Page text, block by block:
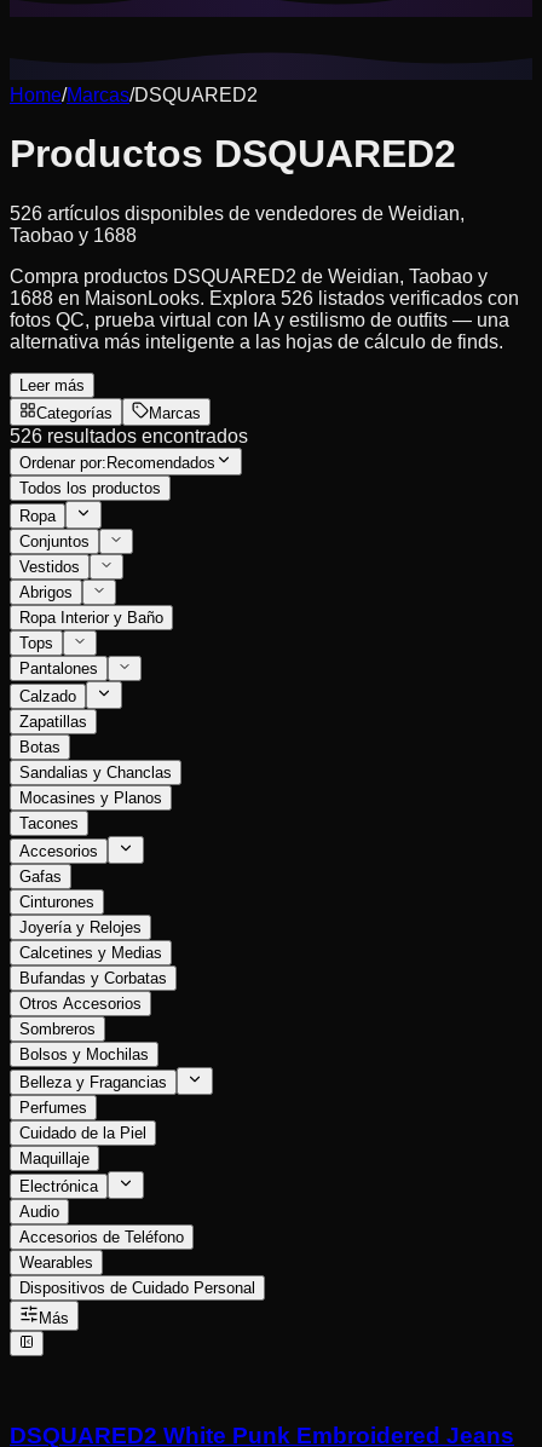
Home/Marcas/DSQUARED2
Productos DSQUARED2
526 artículos disponibles de vendedores de Weidian,
Taobao y 1688
Compra productos DSQUARED2 de Weidian, Taobao y
1688 en MaisonLooks. Explora 526 listados verificados con
fotos QC, prueba virtual con IA y estilismo de outfits — una
alternativa más inteligente a las hojas de cálculo de finds.
Leer más
Categorías
Marcas
526 resultados encontrados
Ordenar por: Recomendados
Todos los productos
Ropa
Conjuntos
Vestidos
Abrigos
Ropa Interior y Baño
Tops
Pantalones
Calzado
Zapatillas
Botas
Sandalias y Chanclas
Mocasines y Planos
Tacones
Accesorios
Gafas
Cinturones
Joyería y Relojes
Calcetines y Medias
Bufandas y Corbatas
Otros Accesorios
Sombreros
Bolsos y Mochilas
Belleza y Fragancias
Perfumes
Cuidado de la Piel
Maquillaje
Electrónica
Audio
Accesorios de Teléfono
Wearables
Dispositivos de Cuidado Personal
Más
DSQUARED2 White Punk Embroidered Jeans